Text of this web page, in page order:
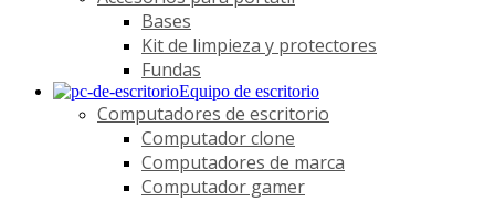
Bases
Kit de limpieza y protectores
Fundas
Equipo de escritorio
Computadores de escritorio
Computador clone
Computadores de marca
Computador gamer